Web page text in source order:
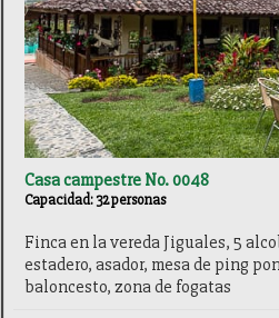
Casa campestre No. 0048
Capacidad: 32 personas
Finca en la vereda Jiguales, 5
estadero, asador, mesa de ping
baloncesto, zona de fogatas